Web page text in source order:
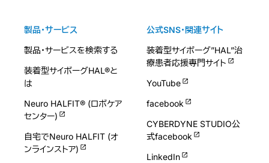
製品・サービス
製品・サービスを検索する
装着型サイボーグHAL®と
は
Neuro HALFIT® (ロボケア
センター)
自宅でNeuro HALFIT (オ
ンラインストア)
公式SNS・関連サイト
装着型サイボーグ”HAL”治
療患者応援専門サイト
YouTube
facebook
CYBERDYNE STUDIO公
式facebook
LinkedIn